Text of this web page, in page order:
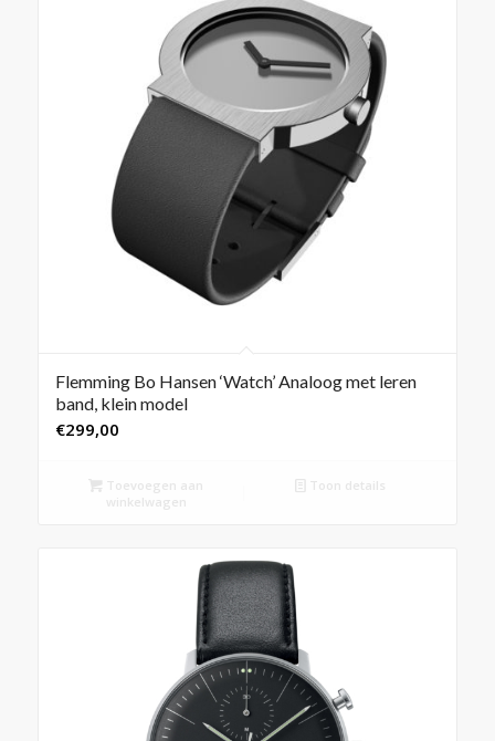
Flemming Bo Hansen ‘Watch’ Analoog met leren
band, klein model
€299,00
Toevoegen aan
winkelwagen
Toon details